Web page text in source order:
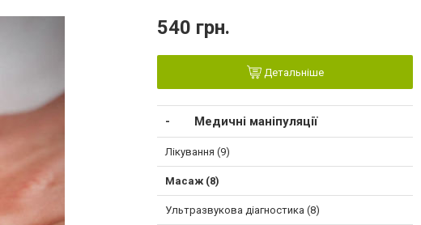
540 грн.
Детальніше
Медичні маніпуляції
Лікування (9)
Масаж (8)
Ультразвукова діагностика (8)